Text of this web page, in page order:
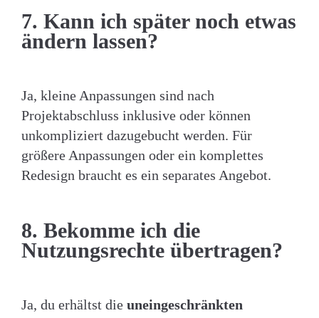
7. Kann ich später noch etwas
ändern lassen?
Ja, kleine Anpassungen sind nach
Projektabschluss inklusive oder können
unkompliziert dazugebucht werden. Für
größere Anpassungen oder ein komplettes
Redesign braucht es ein separates Angebot.
8. Bekomme ich die
Nutzungsrechte übertragen?
Ja, du erhältst die uneingeschränkten